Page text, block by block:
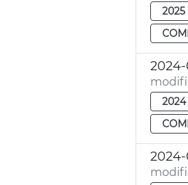
2025
2024
2024-